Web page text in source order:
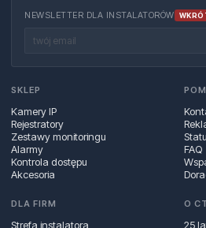
NEWSLETTER DLA INSTALATORÓW
SKLEP
Kamery IP
Rejestratory
Zestawy monitoringu
Alarmy
Kontrola dostępu
Akcesoria
FAQ
DLA FIRM
Strefa instalatora
O
25